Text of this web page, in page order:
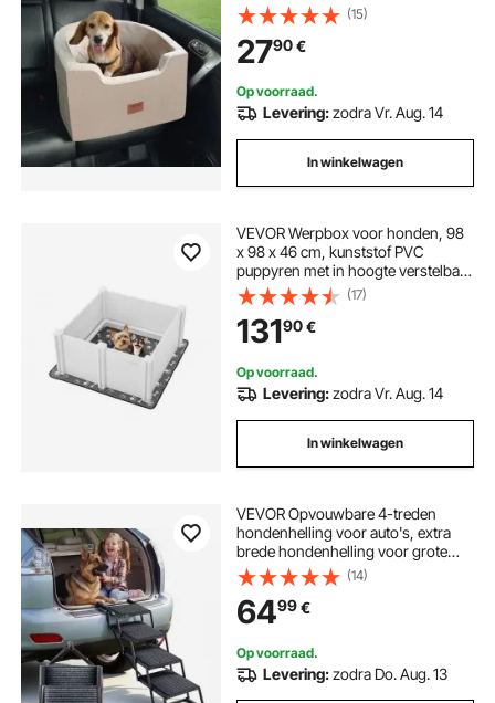
hondenautobed ​​voor kleine en
middelgrote honden tot 25 kg,
bruin
(15)
2790€
Op voorraad.
Levering:zodra Vr. Aug. 14
In winkelwagen
VEVOR Werpbox voor honden, 98
x 98 x 46 cm, kunststof PVC
puppyren met in hoogte verstelbare
deur en wasbare plasmat,
vervormingsbestendige
puppybench voor middelgrote
honden, melkwit
(17)
13190€
Op voorraad.
Levering:zodra Vr. Aug. 14
In winkelwagen
VEVOR Opvouwbare 4-treden
hondenhelling voor auto's, extra
brede hondenhelling voor grote
honden met zacht vilt, draagbaar
hulpmiddel voor toegang tot auto's,
SUV's, vrachtwagens,
hoogslapers, banken,
draagvermogen tot 90 kg
(14)
6499€
Op voorraad.
Levering:zodra Do. Aug. 13